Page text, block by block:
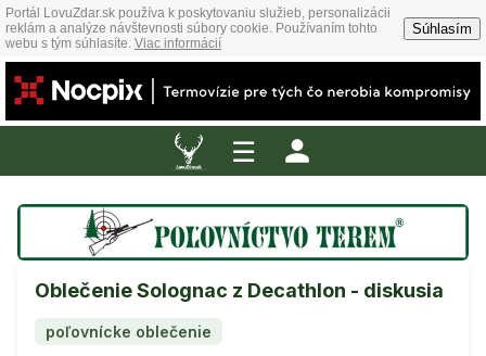
Portál LovuZdar.sk používa k poskytovaniu služieb, personalizácii
reklám a analýze návštevnosti súbory cookie. Používaním tohto
webu s tým súhlasíte. Viac informácií
Súhlasím
☰
Oblečenie Solognac z Decathlon - diskusia
poľovnícke oblečenie